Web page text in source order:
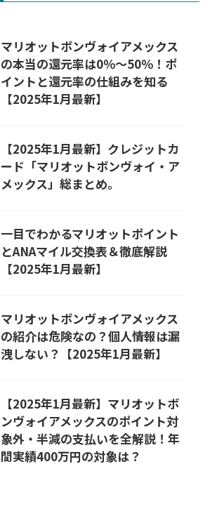
マリオットボンヴォイアメックス
の本当の還元率は0％～50％！ポ
イントと還元率の仕組みを知る
【2025年1月最新】
【2025年1月最新】クレジットカ
ード「マリオットボンヴォイ・ア
メックス」総まとめ。
一目でわかるマリオットポイント
とANAマイル交換表＆徹底解説
【2025年1月最新】
マリオットボンヴォイアメックス
の紹介は危険なの？個人情報は漏
洩しない？【2025年1月最新】
【2025年1月最新】マリオットボ
ンヴォイアメックスのポイント対
象外・半減の支払いを全解説！年
間実績400万円の対象は？